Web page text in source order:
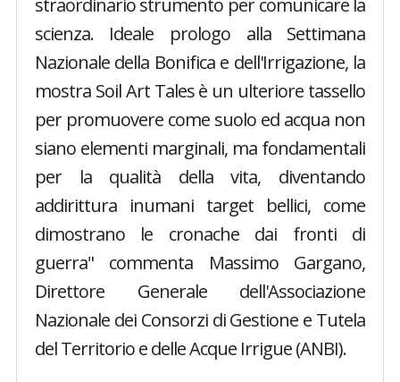
straordinario strumento per comunicare la
scienza. Ideale prologo alla Settimana
Nazionale della Bonifica e dell'Irrigazione, la
mostra Soil Art Tales è un ulteriore tassello
per promuovere come suolo ed acqua non
siano elementi marginali, ma fondamentali
per la qualità della vita, diventando
addirittura inumani target bellici, come
dimostrano le cronache dai fronti di
guerra" commenta Massimo Gargano,
Direttore Generale dell'Associazione
Nazionale dei Consorzi di Gestione e Tutela
del Territorio e delle Acque Irrigue (ANBI).